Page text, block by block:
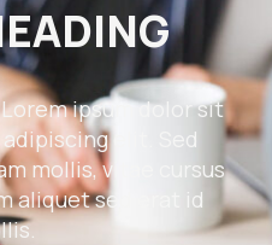
ipsum dolor sit
elit. Sed
mollis, vitae cursus
aliquet sed erat id